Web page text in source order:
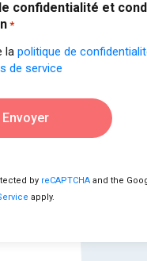
confidentialité et
*
la politique de
de service
Envoyer
by reCAPTCHA and the
apply.